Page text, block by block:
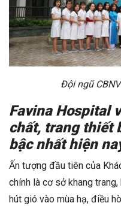
Đội ngũ
Favina Hospital
chất, trang thiết
bậc nhất hiện
Ấn tượng đầu tiên của
chính là cơ sở khang
hút gió vào mùa hạ, điều